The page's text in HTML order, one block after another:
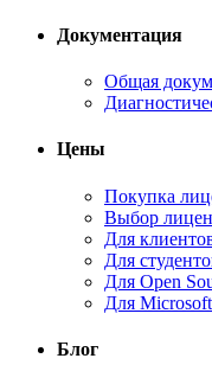
Документация
Общая
Цены
Покупка
Выбор
Для
Для
Для Open
Для
Блог